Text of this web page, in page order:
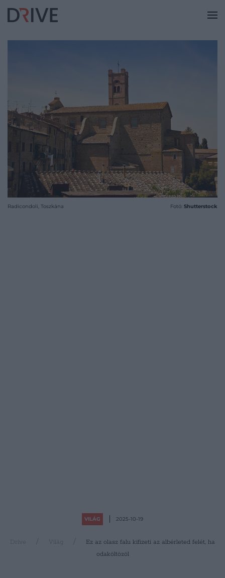
Radicondoli, Toszkána Fotó: Shutterstock
VILÁG 2025-10-19
Drive Világ
Ez az olasz falu kifizeti az albérleted felét, ha
odaköltözöl